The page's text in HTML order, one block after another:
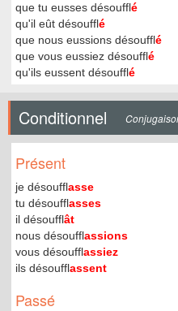
que tu eusses désoufflé
qu'il eût désoufflé
que nous eussions désoufflé
que vous eussiez désoufflé
qu'ils eussent désoufflé
Conditionnel
Présent
je désoufflasse
tu désoufflasses
il désoufflât
nous désoufflassions
vous désoufflassiez
ils désoufflassent
Passé